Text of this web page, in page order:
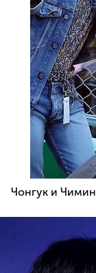
Чонгук и Чимин